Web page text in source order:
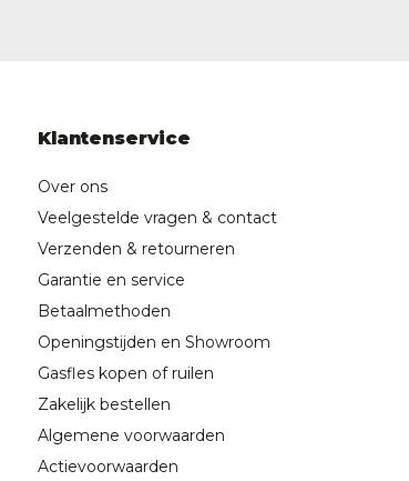
Klantenservice
Over ons
Veelgestelde vragen & contact
Verzenden & retourneren
Garantie en service
Betaalmethoden
Openingstijden en Showroom
Gasfles kopen of ruilen
Zakelijk bestellen
Algemene voorwaarden
Actievoorwaarden